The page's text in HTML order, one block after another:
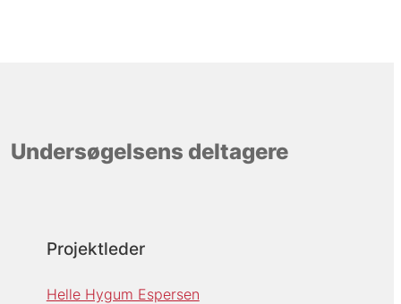
Undersøgelsens deltagere
Projektleder
Helle Hygum Espersen